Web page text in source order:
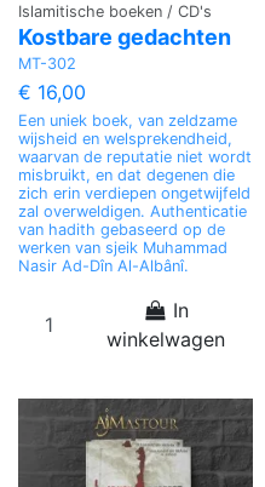
Islamitische boeken / CD's
Kostbare gedachten
MT-302
€ 16,00
Een uniek boek, van zeldzame
wijsheid en welsprekendheid,
waarvan de reputatie niet wordt
misbruikt, en dat degenen die
zich erin verdiepen ongetwijfeld
zal overweldigen. Authenticatie
van hadith gebaseerd op de
werken van sjeik Muhammad
Nasir Ad-Dîn Al-Albânî.
In
winkelwagen